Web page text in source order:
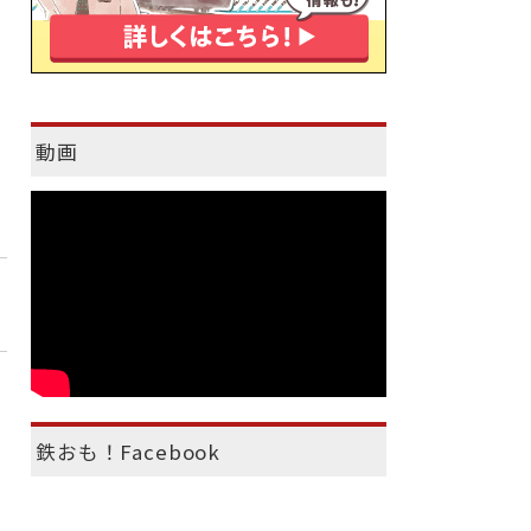
動画
鉄おも！Facebook